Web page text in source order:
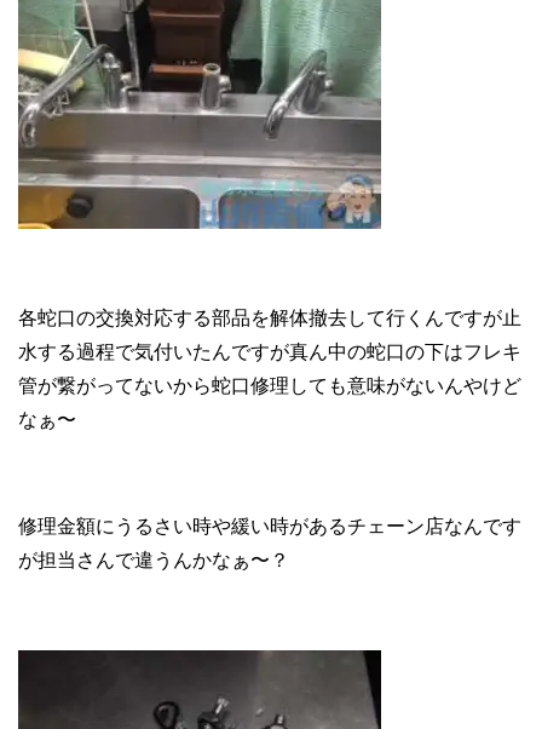
各蛇口の交換対応する部品を解体撤去して行くんですが止
水する過程で気付いたんですが真ん中の蛇口の下はフレキ
管が繋がってないから蛇口修理しても意味がないんやけど
なぁ〜
修理金額にうるさい時や緩い時があるチェーン店なんです
が担当さんで違うんかなぁ〜？